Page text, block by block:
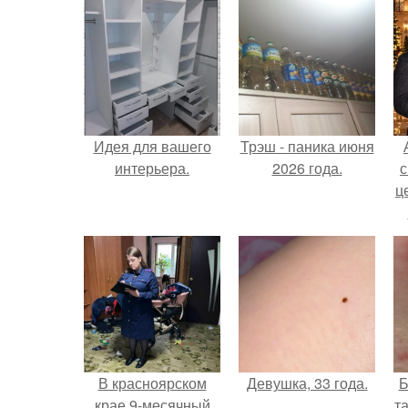
Идея для вашего
интерьера.
Трэш - паника июня
2026 года.
В красноярском
Девушка, 33 года.